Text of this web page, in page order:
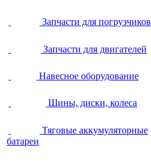
Запчасти для погрузчиков
Запчасти для двигателей
Навесное оборудование
Шины, диски, колеса
Тяговые аккумуляторные
батареи